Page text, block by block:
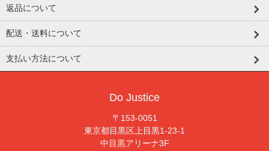
返品について
配送・送料について
支払い方法について
Do Justice
〒153-0051
東京都目黒区上目黒1-23-1
中目黒アリーナ3F